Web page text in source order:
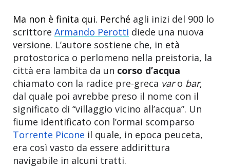
Ma non è finita qui. Perché agli inizi del 900 lo
scrittore Armando Perotti diede una nuova
versione. L’autore sostiene che, in età
protostorica o perlomeno nella preistoria, la
città era lambita da un corso d’acqua
chiamato con la radice pre-greca varo bar,
dal quale poi avrebbe preso il nome con il
significato di “villaggio vicino all’acqua”. Un
fiume identificato con l’ormai scomparso
Torrente Picone il quale, in epoca peuceta,
era così vasto da essere addirittura
navigabile in alcuni tratti.